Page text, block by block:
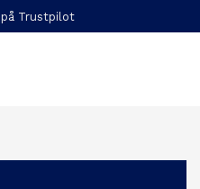
på Trustpilot